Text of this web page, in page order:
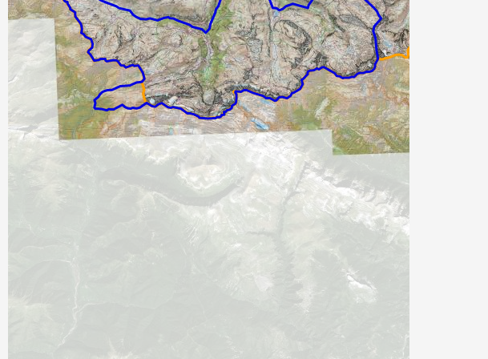
Cartes IGN France
Photos aériennes France
Photos aériennes ESRI
Carte OpenTopoMap